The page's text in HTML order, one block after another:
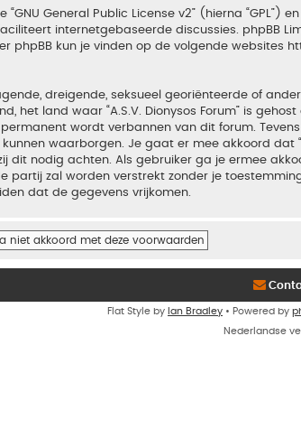
“GNU General Public License v2” (hierna “GPL”)
internetgebaseerde discussies. phpBB
phpBB kun je vinden op de volgende websites
dreigende, seksueel georiënteerde of
land waar “A.S.V. Dionysos Forum” is
wordt verbannen van dit forum.
waarborgen. Je gaat er mee akkoord dat
dit nodig achten. Als gebruiker ga je ermee
zal worden verstrekt zonder je toestemming,
dat de gegevens vrijkomen.
Flat Style by Ian Bradley • Powered by
Nederlandse